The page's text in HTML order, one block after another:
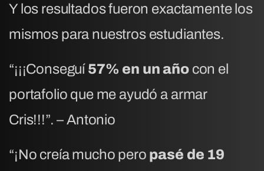
Y los resultados fueron exactamente los
mismos para nuestros estudiantes.
“¡¡¡Conseguí57% en un añocon el
portafolio que me ayudó a armar
Cris!!!”. – Antonio
“¡No creía mucho pero pasé de 19